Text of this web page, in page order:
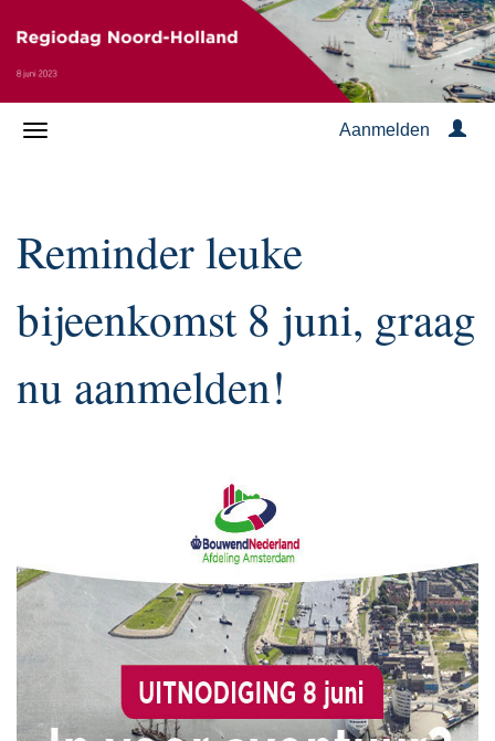
Aanmelden
Reminder leuke
bijeenkomst 8 juni, graag
nu aanmelden!